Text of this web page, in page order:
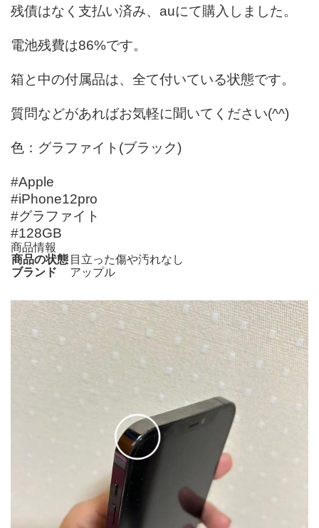
残債はなく支払い済み、auにて購入しました。
電池残費は86%です。
箱と中の付属品は、全て付いている状態です。
質問などがあればお気軽に聞いてください(^^)
色：グラファイト(ブラック)
#Apple
#iPhone12pro
#グラファイト
#128GB
商品情報
商品の状態 目立った傷や汚れなし
ブランド
アップル